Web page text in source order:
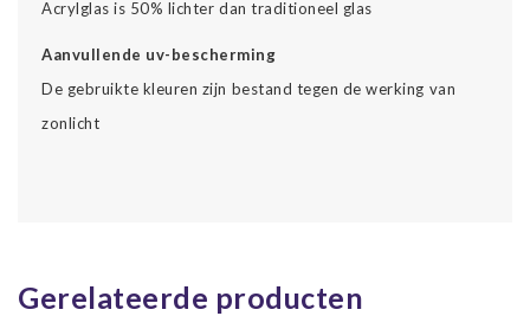
Acrylglas is 50% lichter dan traditioneel glas
Aanvullende uv-bescherming
De gebruikte kleuren zijn bestand tegen de werking van
zonlicht
Gerelateerde producten